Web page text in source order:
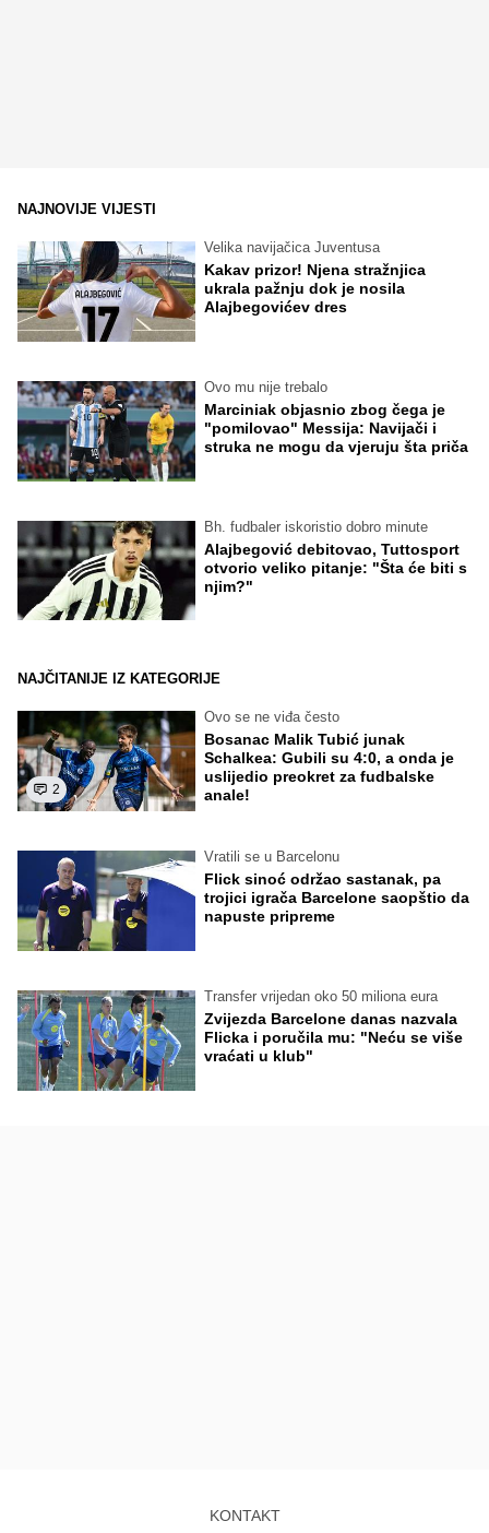
NAJNOVIJE VIJESTI
Velika navijačica Juventusa
Kakav prizor! Njena stražnjica
ukrala pažnju dok je nosila
Alajbegovićev dres
Ovo mu nije trebalo
Marciniak objasnio zbog čega je
"pomilovao" Messija: Navijači i
struka ne mogu da vjeruju šta priča
Bh. fudbaler iskoristio dobro minute
Alajbegović debitovao, Tuttosport
otvorio veliko pitanje: "Šta će biti s
njim?"
NAJČITANIJE IZ KATEGORIJE
2
Ovo se ne viđa često
Bosanac Malik Tubić junak
Schalkea: Gubili su 4:0, a onda je
uslijedio preokret za fudbalske
anale!
Vratili se u Barcelonu
Flick sinoć održao sastanak, pa
trojici igrača Barcelone saopštio da
napuste pripreme
Transfer vrijedan oko 50 miliona eura
Zvijezda Barcelone danas nazvala
Flicka i poručila mu: "Neću se više
vraćati u klub"
KONTAKT